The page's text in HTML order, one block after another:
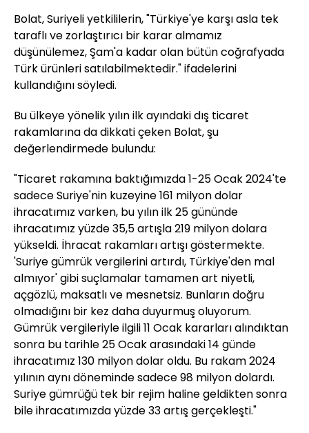
Bolat, Suriyeli yetkililerin, "Türkiye'ye karşı asla tek
taraflı ve zorlaştırıcı bir karar almamız
düşünülemez, Şam'a kadar olan bütün coğrafyada
Türk ürünleri satılabilmektedir." ifadelerini
kullandığını söyledi.
Bu ülkeye yönelik yılın ilk ayındaki dış ticaret
rakamlarına da dikkati çeken Bolat, şu
değerlendirmede bulundu:
"Ticaret rakamına baktığımızda 1-25 Ocak 2024'te
sadece Suriye'nin kuzeyine 161 milyon dolar
ihracatımız varken, bu yılın ilk 25 gününde
ihracatımız yüzde 35,5 artışla 219 milyon dolara
yükseldi. İhracat rakamları artışı göstermekte.
'Suriye gümrük vergilerini artırdı, Türkiye'den mal
almıyor' gibi suçlamalar tamamen art niyetli,
açgözlü, maksatlı ve mesnetsiz. Bunların doğru
olmadığını bir kez daha duyurmuş oluyorum.
Gümrük vergileriyle ilgili 11 Ocak kararları alındıktan
sonra bu tarihle 25 Ocak arasındaki 14 günde
ihracatımız 130 milyon dolar oldu. Bu rakam 2024
yılının aynı döneminde sadece 98 milyon dolardı.
Suriye gümrüğü tek bir rejim haline geldikten sonra
bile ihracatımızda yüzde 33 artış gerçekleşti."